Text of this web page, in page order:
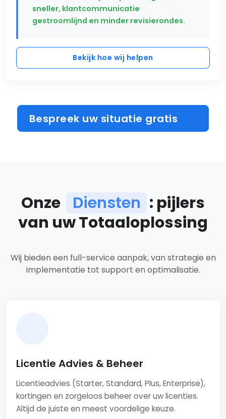
sneller, klantcommunicatie
gestroomlijnd en minder revisierondes.
Bekijk hoe wij helpen
Bespreek uw situatie gratis
Onze Diensten : pijlers
van uw Totaaloplossing
Ons dienstenaanbod
Wij bieden een full-service aanpak, van strategie en
implementatie tot support en optimalisatie.
Licentie Advies & Beheer
Licentieadvies (Starter, Standard, Plus, Enterprise),
kortingen en zorgeloos beheer over uw licenties.
Altijd de juiste en meest voordelige keuze.